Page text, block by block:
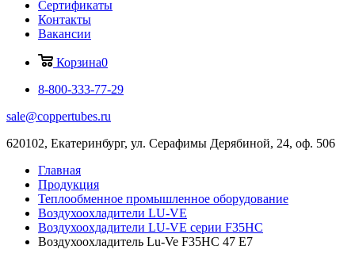
Сертификаты
Контакты
Вакансии
Корзина0
8-800-333-77-29
sale@coppertubes.ru
620102, Екатеринбург, ул. Серафимы Дерябиной, 24, оф. 506
Главная
Продукция
Теплообменное промышленное оборудование
Воздухоохладители LU-VE
Воздухоохдадители LU-VE серии F35HC
Воздухоохладитель Lu-Ve F35HC 47 E7